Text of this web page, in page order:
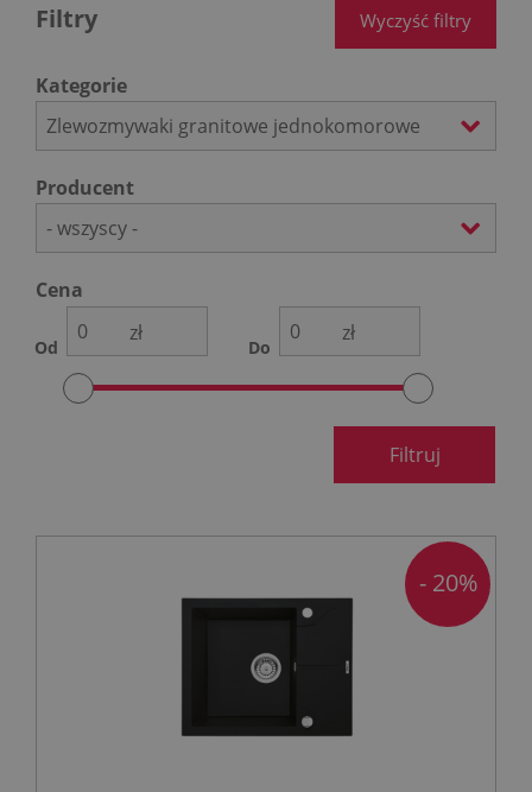
Filtry Wyczyść filtry
Kategorie
Zlewozmywaki granitowe jednokomorowe
Producent
- wszyscy -
Cena
Od
zł
Do
zł
Filtruj
- 20%